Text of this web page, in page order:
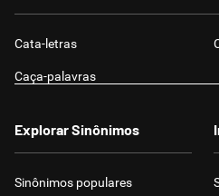
Cata-letras
Caça-palavras
Explorar Sinônimos
Sinônimos populares